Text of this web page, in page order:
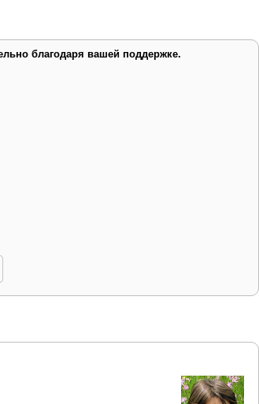
благодаря вашей поддержке.